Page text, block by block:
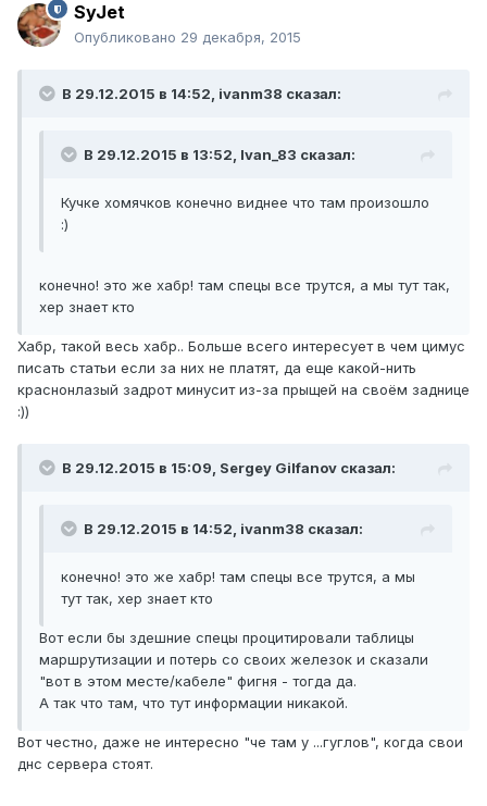
SyJet
Опубликовано 29 декабря, 2015
В 29.12.2015 в 14:52, ivanm38 сказал:
В 29.12.2015 в 13:52, Ivan_83 сказал:
Кучке хомячков конечно виднее что там произошло
:)
конечно! это же хабр! там спецы все трутся, а мы тут так,
хер знает кто
Хабр, такой весь хабр.. Больше всего интересует в чем цимус
писать статьи если за них не платят, да еще какой-нить
краснонлазый задрот минусит из-за прыщей на своём заднице
:))
В 29.12.2015 в 15:09, Sergey Gilfanov сказал:
В 29.12.2015 в 14:52, ivanm38 сказал:
конечно! это же хабр! там спецы все трутся, а мы
тут так, хер знает кто
Вот если бы здешние спецы процитировали таблицы
маршрутизации и потерь со своих железок и сказали
"вот в этом месте/кабеле" фигня - тогда да.
А так что там, что тут информации никакой.
Вот честно, даже не интересно "че там у ...гуглов", когда свои
днс сервера стоят.